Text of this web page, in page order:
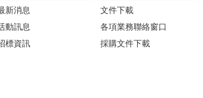
新消息
動訊息
標資訊
文件下載
各項業務聯絡窗口
採購文件下載